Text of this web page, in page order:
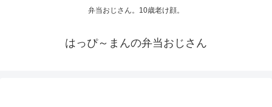
弁当おじさん。10歳老け顔。
はっぴ～まんの弁当おじさん